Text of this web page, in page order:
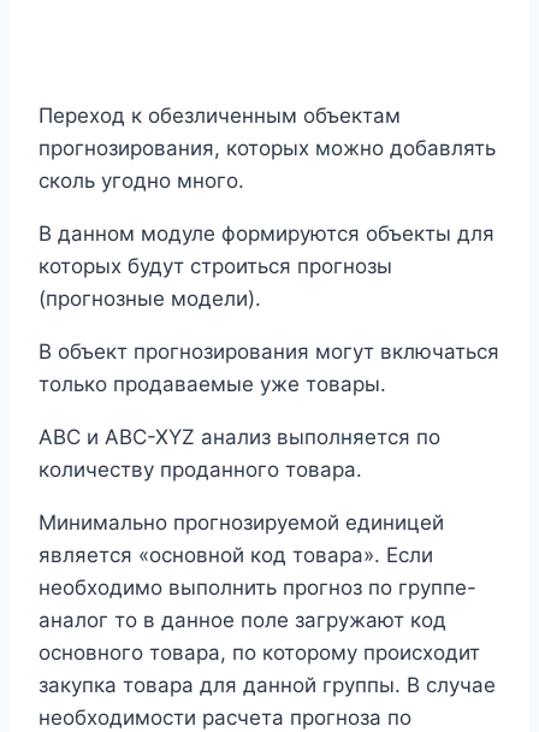
Переход к обезличенным объектам
прогнозирования, которых можно добавлять
сколь угодно много.
В данном модуле формируются объекты для
которых будут строиться прогнозы
(прогнозные модели).
В объект прогнозирования могут включаться
только продаваемые уже товары.
ABC и ABC-XYZ анализ выполняется по
количеству проданного товара.
Минимально прогнозируемой единицей
является «основной код товара». Если
необходимо выполнить прогноз по группе-
аналог то в данное поле загружают код
основного товара, по которому происходит
закупка товара для данной группы. В случае
необходимости расчета прогноза по